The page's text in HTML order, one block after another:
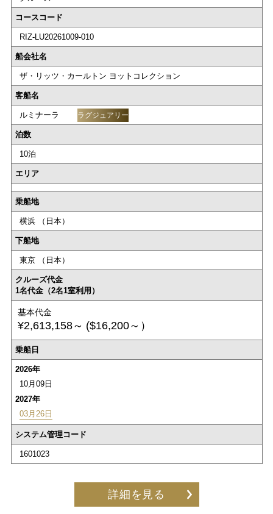
コースコード
RIZ-LU20261009-010
船会社名
ザ・リッツ・カールトン ヨットコレクション
客船名
ルミナーラ ラグジュアリー
泊数
10泊
エリア
乗船地
横浜 （日本）
下船地
東京 （日本）
クルーズ代金
1名代金（2名1室利用）
基本代金
¥2,613,158～ ($16,200～）
乗船日
2026年
10月09日
2027年
03月26日
システム管理コード
1601023
詳細を見る